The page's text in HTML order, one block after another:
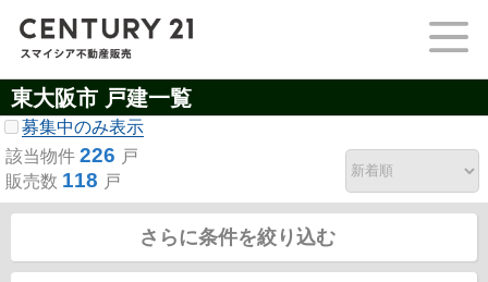
東大阪市 戸建一覧
募集中のみ表示
該当物件 226 戸
販売数 118 戸
さらに条件を絞り込む